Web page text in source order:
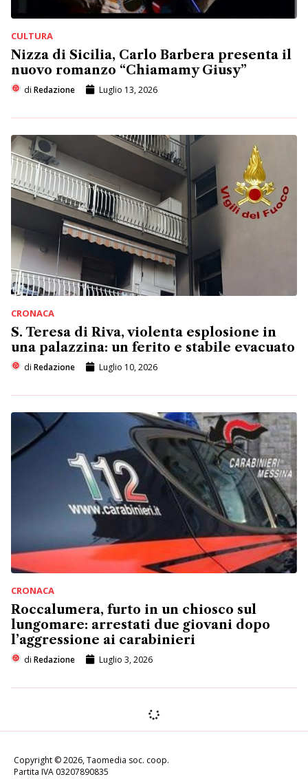
CULTURA
Nizza di Sicilia, Carlo Barbera presenta il
nuovo romanzo “Chiamamy Giusy”
di Redazione Luglio 13, 2026
CRONACA
S. Teresa di Riva, violenta esplosione in
una palazzina: un ferito e stabile evacuato
di Redazione Luglio 10, 2026
CRONACA
Roccalumera, furto in un chiosco sul
lungomare: arrestati due giovani dopo
l’aggressione ai carabinieri
di Redazione Luglio 3, 2026
SOCIETÀ
Trofeo Interdonato, Nizza di
Sicilia celebra il campione che